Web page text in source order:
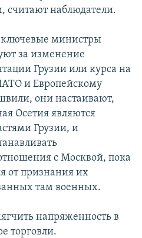
считают наблюдатели.
министры
за изменение
Грузии или курса на
и Европейскому
они настаивают,
Осетия являются
Грузии, и
с Москвой, пока
от признания их
там военных.
напряженность в
торговли.